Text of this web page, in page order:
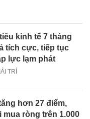
kinh tế 7 tháng
tích cực, tiếp tục
lực lạm phát
TRÍ
hơn 27 điểm,
mua ròng trên 1.000